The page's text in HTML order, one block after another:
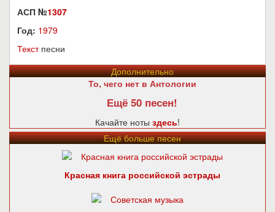
АСП №1307
Год: 1979
Текстпесни
Дополнительно
То, чего нет в Антологии
Ещё 50 песен!
Качайте ноты здесь!
Ещё больше песен
Красная книга российской эстрады